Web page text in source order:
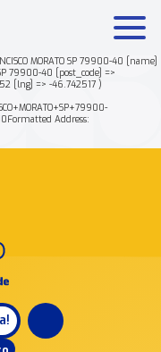
MORATO SP 79900-40 [name]
SP 79900-40 [post_code] =>
[lng] => -46.742517 )
Address:
Rende +